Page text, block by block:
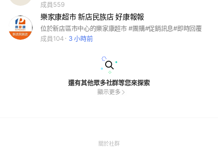
成員559
樂家康超市 新店民族店 好康報報
位於新店區市中心的樂家康超市 #團購#促銷訊息#即時回覆
成員104
3 小時前
還有其他眾多社群等您來探索
顯示更多
關於社群(Open